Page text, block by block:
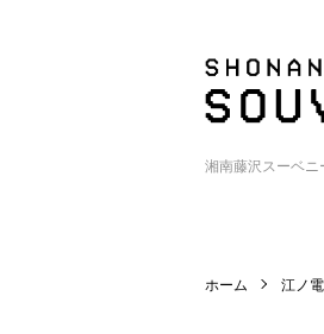
湘南藤沢スーベ
ホーム 江ノ